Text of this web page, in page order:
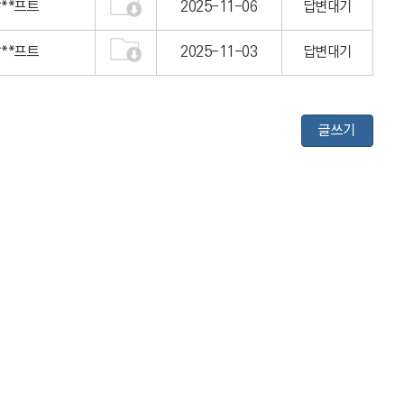
프트 2025-11-06 답변대기
프트 2025-11-03 답변대기
글쓰기